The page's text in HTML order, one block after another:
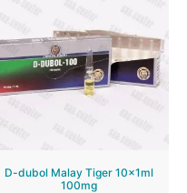
D-dubol Malay Tiger 10x1ml
100mg